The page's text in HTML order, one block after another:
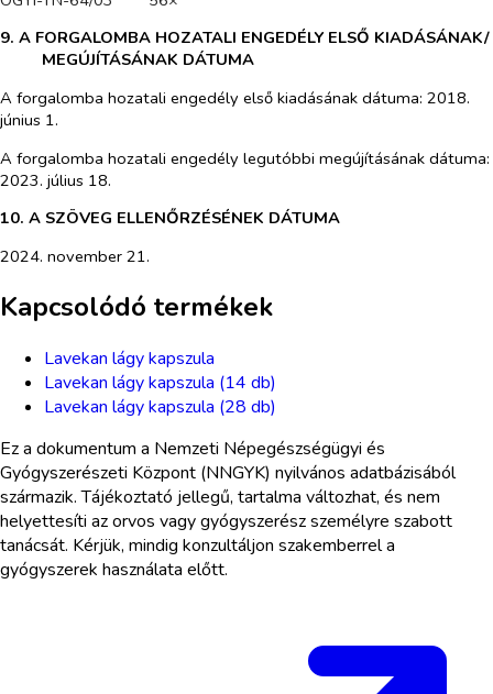
9. A FORGALOMBA HOZATALI ENGEDÉLY ELSŐ KIADÁSÁNAK/
MEGÚJÍTÁSÁNAK DÁTUMA
A forgalomba hozatali engedély első kiadásának dátuma: 2018.
június 1.
A forgalomba hozatali engedély legutóbbi megújításának dátuma:
2023. július 18.
10. A SZÖVEG ELLENŐRZÉSÉNEK DÁTUMA
2024. november 21.
Kapcsolódó termékek
Lavekan lágy kapszula
Lavekan lágy kapszula (14 db)
Lavekan lágy kapszula (28 db)
Ez a dokumentum a Nemzeti Népegészségügyi és
Gyógyszerészeti Központ (NNGYK) nyilvános adatbázisából
származik. Tájékoztató jellegű, tartalma változhat, és nem
helyettesíti az orvos vagy gyógyszerész személyre szabott
tanácsát. Kérjük, mindig konzultáljon szakemberrel a
gyógyszerek használata előtt.